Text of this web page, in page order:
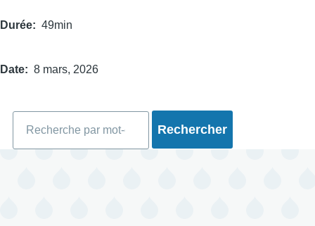
Durée 49min
Date 8 mars, 2026